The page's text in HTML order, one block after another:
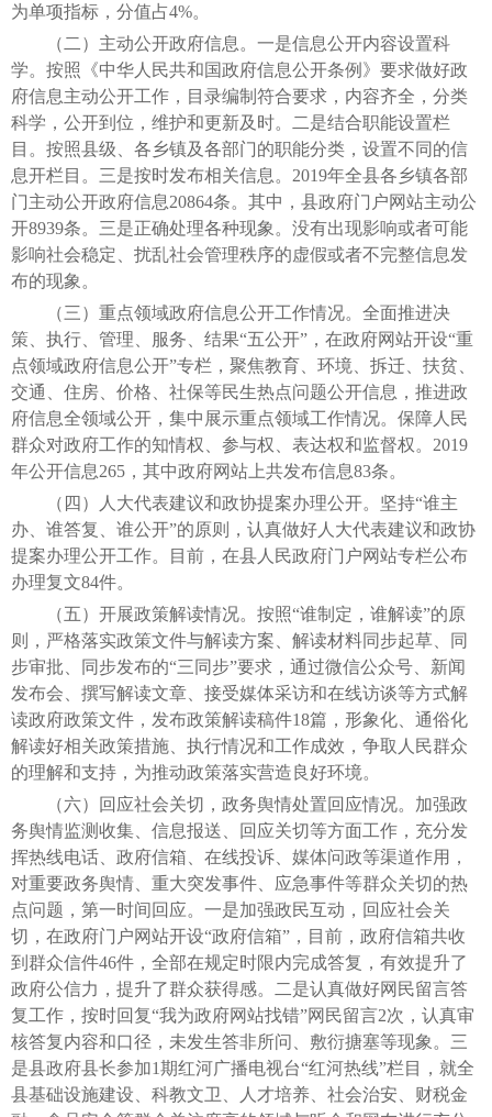
为单项指标，分值占4%。
（二）主动公开政府信息。一是信息公开内容设置科
学。按照《中华人民共和国政府信息公开条例》要求做好政
府信息主动公开工作，目录编制符合要求，内容齐全，分类
科学，公开到位，维护和更新及时。二是结合职能设置栏
目。按照县级、各乡镇及各部门的职能分类，设置不同的信
息开栏目。三是按时发布相关信息。2019年全县各乡镇各部
门主动公开政府信息20864条。其中，县政府门户网站主动公
开8939条。三是正确处理各种现象。没有出现影响或者可能
影响社会稳定、扰乱社会管理秩序的虚假或者不完整信息发
布的现象。
（三）重点领域政府信息公开工作情况。全面推进决
策、执行、管理、服务、结果“五公开”，在政府网站开设“重
点领域政府信息公开”专栏，聚焦教育、环境、拆迁、扶贫、
交通、住房、价格、社保等民生热点问题公开信息，推进政
府信息全领域公开，集中展示重点领域工作情况。保障人民
群众对政府工作的知情权、参与权、表达权和监督权。2019
年公开信息265，其中政府网站上共发布信息83条。
（四）人大代表建议和政协提案办理公开。坚持“谁主
办、谁答复、谁公开”的原则，认真做好人大代表建议和政协
提案办理公开工作。目前，在县人民政府门户网站专栏公布
办理复文84件。
（五）开展政策解读情况。按照“谁制定，谁解读”的原
则，严格落实政策文件与解读方案、解读材料同步起草、同
步审批、同步发布的“三同步”要求，通过微信公众号、新闻
发布会、撰写解读文章、接受媒体采访和在线访谈等方式解
读政府政策文件，发布政策解读稿件18篇，形象化、通俗化
解读好相关政策措施、执行情况和工作成效，争取人民群众
的理解和支持，为推动政策落实营造良好环境。
（六）回应社会关切，政务舆情处置回应情况。加强政
务舆情监测收集、信息报送、回应关切等方面工作，充分发
挥热线电话、政府信箱、在线投诉、媒体问政等渠道作用，
对重要政务舆情、重大突发事件、应急事件等群众关切的热
点问题，第一时间回应。一是加强政民互动，回应社会关
切，在政府门户网站开设“政府信箱”，目前，政府信箱共收
到群众信件46件，全部在规定时限内完成答复，有效提升了
政府公信力，提升了群众获得感。二是认真做好网民留言答
复工作，按时回复“我为政府网站找错”网民留言2次，认真审
核答复内容和口径，未发生答非所问、敷衍搪塞等现象。三
是县政府县长参加1期红河广播电视台“红河热线”栏目，就全
县基础设施建设、科教文卫、人才培养、社会治安、财税金